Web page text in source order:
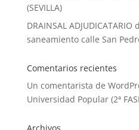
(SEVILLA)
DRAINSAL
saneamiento calle San
Comentarios recientes
Un comentarista de
Universidad Popular (2ª